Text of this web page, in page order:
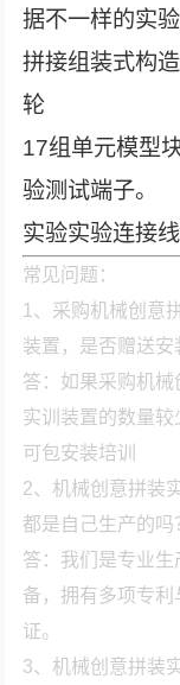
据不一样的实
拼接组装式构
轮
17组单元模型
验测试端子。
实验实验连接
常见问题：
1、采购机械创意
装置，是否赠送安
答：如果采购机
实训装置的数量
可包安装培训
2、机械创意拼装
都是自己生产的吗
答：我们是专业
备，拥有多项专
证。
3、机械创意拼装